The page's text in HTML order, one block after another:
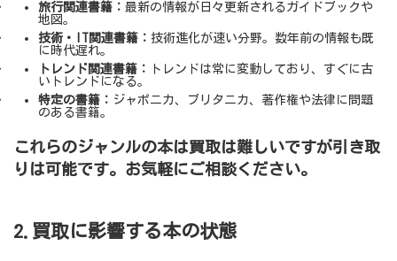
旅行関連書籍： 最新の情報が日々更新されるガイドブックや
地図。
技術・IT関連書籍： 技術進化が速い分野。数年前の情報も既
に時代遅れ。
トレンド関連書籍：
トレンドは常に変動しており、すぐに古
いトレンドになる。
特定の書籍： ジャポニカ、ブリタニカ、著作権や法律に問題
のある書籍。
これらのジャンルの本は買取は難しいですが引き取
りは可能です。お気軽にご相談ください。
2.買取に影響する本の状態